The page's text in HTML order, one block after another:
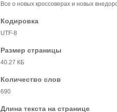
Все о новых кроссоверах и новых
Кодировка
UTF-8
Размер страницы
40.27 КБ
Количество слов
690
Длина текста на странице